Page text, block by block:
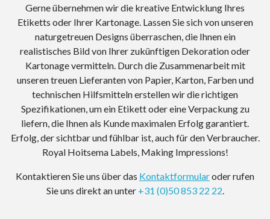
Gerne übernehmen wir die kreative Entwicklung Ihres
Etiketts oder Ihrer Kartonage. Lassen Sie sich von unseren
naturgetreuen Designs überraschen, die Ihnen ein
realistisches Bild von Ihrer zukünftigen Dekoration oder
Kartonage vermitteln. Durch die Zusammenarbeit mit
unseren treuen Lieferanten von Papier, Karton, Farben und
technischen Hilfsmitteln erstellen wir die richtigen
Spezifikationen, um ein Etikett oder eine Verpackung zu
liefern, die Ihnen als Kunde maximalen Erfolg garantiert.
Erfolg, der sichtbar und fühlbar ist, auch für den Verbraucher.
Royal Hoitsema Labels, Making Impressions!
Kontaktieren Sie uns über das Kontaktformularoder rufen
Sie uns direkt an unter +31 (0)50 853 22 22.